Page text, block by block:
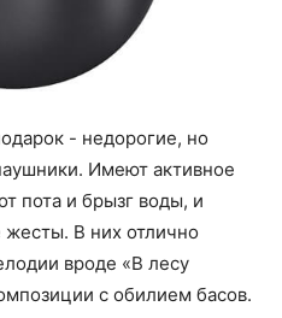
- недорогие, но
Имеют активное
пота и брызг воды, и
В них отлично
вроде «В лесу
с обилием басов.